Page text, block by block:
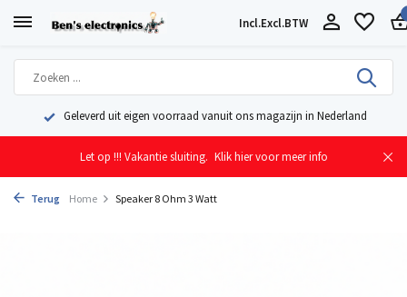
Incl.Excl.BTW
Geleverd uit eigen voorraad vanuit ons magazijn in Nederland
Let op !!! Vakantie sluiting. Klik hier voor meer info
Terug Home Speaker 8 Ohm 3 Watt